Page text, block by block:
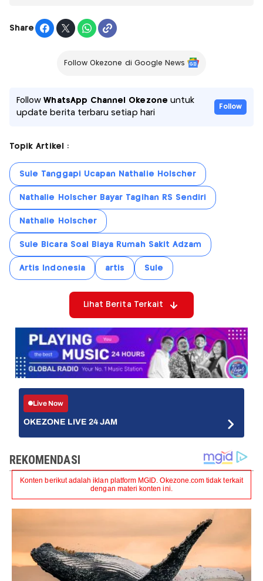
Share
Follow Okezone di Google News
FollowWhatsApp Channel Okezone untuk
update berita terbaru setiap hari
Follow
Topik Artikel :
Sule Tanggapi Ucapan Nathalie Holscher
Nathalie Holscher Bayar Tagihan RS Sendiri
Nathalie Holscher
Sule Bicara Soal Biaya Rumah Sakit Adzam
Artis Indonesia artis Sule
Lihat Berita Terkait
Live Now
OKEZONE LIVE 24 JAM